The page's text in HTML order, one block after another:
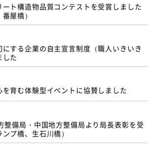
ト構造物品質コンテストを受賞しました
屋橋）
にする企業の自主宣言制度（職人いきいき
した
育む体験型イベントに協賛しました
整備局・中国地方整備局より局長表彰を受
プ橋、生石川橋）